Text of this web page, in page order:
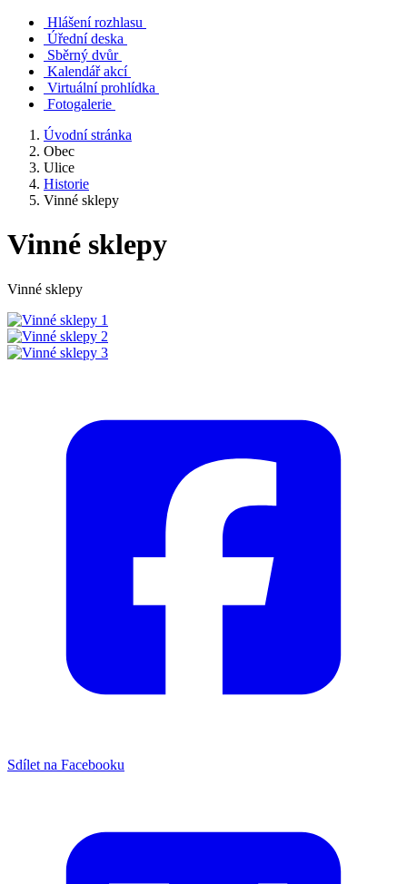
Hlášení rozhlasu
Úřední deska
Sběrný dvůr
Kalendář akcí
Virtuální prohlídka
Fotogalerie
Úvodní stránka
Obec
Ulice
Historie
Vinné sklepy
Vinné sklepy
Vinné sklepy
Sdílet na Facebooku